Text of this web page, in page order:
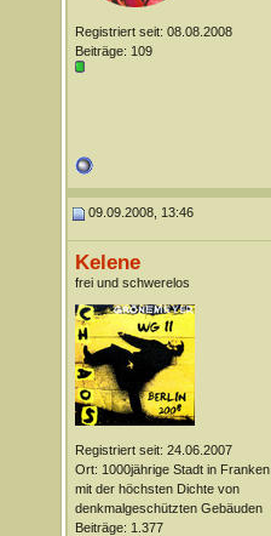
Registriert seit: 08.08.2008
Beiträge: 109
09.09.2008, 13:46
Kelene
frei und schwerelos
Registriert seit: 24.06.2007
Ort: 1000jährige Stadt in Franken
mit der höchsten Dichte von
denkmalgeschützten Gebäuden
Beiträge: 1.377